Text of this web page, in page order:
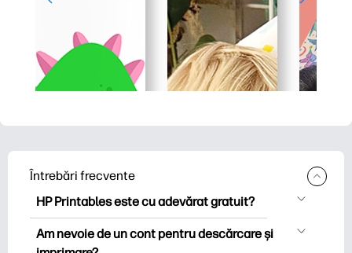
Întrebări frecvente
HP Printables este cu adevărat gratuit?
HP Printables oferă peste 2.500 de
imprimabile gratuite pentru descărcare
Am nevoie de un cont pentru descărcare și